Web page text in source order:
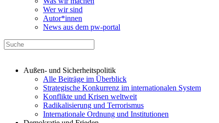
Wer wir sind
Autor*innen
News aus dem pw-portal
Außen- und Sicherheitspolitik
Alle Beiträge im Überblick
Strategische Konkurrenz im internationalen System
Konflikte und Krisen weltweit
Radikalisierung und Terrorismus
Internationale Ordnung und Institutionen